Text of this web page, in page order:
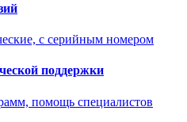
с серийным номером
поддержки
помощь специалистов